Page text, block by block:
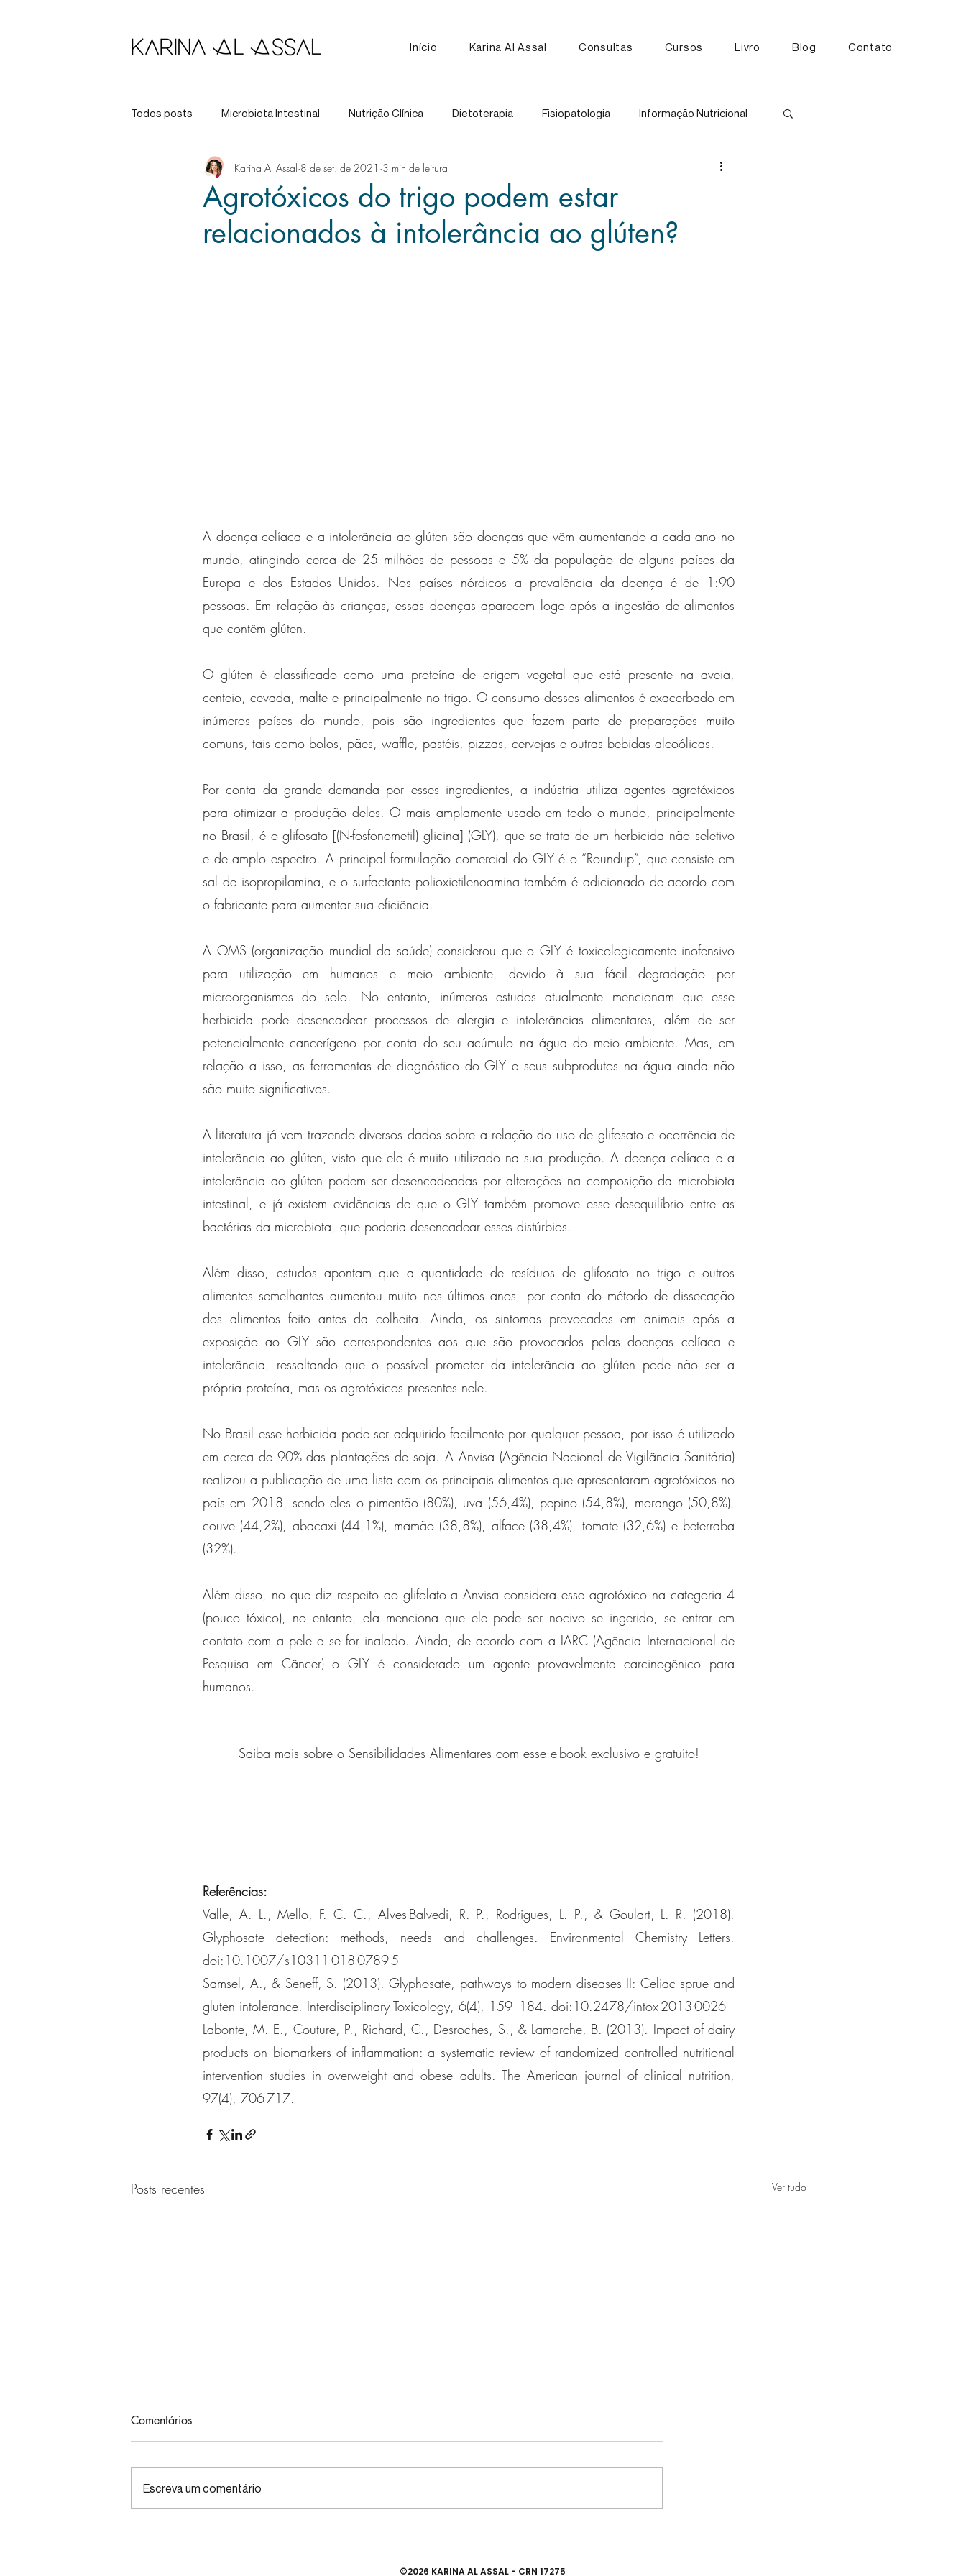
Início Karina Al Assal Consultas Cursos Livro Blog Contato
Todos posts Microbiota Intestinal Nutrição Clínica Dietoterapia Fisiopatologia Informação Nutricional
Longevidade Tratamento Nutrição Esportiva
Agrotóxicos do trigo podem estar
relacionados à intolerância ao glúten?
Karina Al Assal 8 de set. de 2021 3 min de leitura
A doença celíaca e a intolerância ao glúten são doenças que vêm aumentando a cada ano no
mundo, atingindo cerca de 25 milhões de pessoas e 5% da população de alguns países da
Europa e dos Estados Unidos. Nos países nórdicos a prevalência da doença é de 1:90
pessoas. Em relação às crianças, essas doenças aparecem logo após a ingestão de alimentos
que contêm glúten.
O glúten é classificado como uma proteína de origem vegetal que está presente na aveia,
centeio, cevada, malte e principalmente no trigo. O consumo desses alimentos é exacerbado em
inúmeros países do mundo, pois são ingredientes que fazem parte de preparações muito
comuns, tais como bolos, pães, waffle, pastéis, pizzas, cervejas e outras bebidas alcoólicas.
Por conta da grande demanda por esses ingredientes, a indústria utiliza agentes agrotóxicos
para otimizar a produção deles. O mais amplamente usado em todo o mundo, principalmente
no Brasil, é o glifosato [(N-fosfonometil) glicina] (GLY), que se trata de um herbicida não seletivo
e de amplo espectro. A principal formulação comercial do GLY é o “Roundup”, que consiste em
sal de isopropilamina, e o surfactante polioxietilenoamina também é adicionado de acordo com
o fabricante para aumentar sua eficiência.
A OMS (organização mundial da saúde) considerou que o GLY é toxicologicamente inofensivo
para utilização em humanos e meio ambiente, devido à sua fácil degradação por
microorganismos do solo. No entanto, inúmeros estudos atualmente mencionam que esse
herbicida pode desencadear processos de alergia e intolerâncias alimentares, além de ser
potencialmente cancerígeno por conta do seu acúmulo na água do meio ambiente. Mas, em
relação a isso, as ferramentas de diagnóstico do GLY e seus subprodutos na água ainda não
são muito significativos.
A literatura já vem trazendo diversos dados sobre a relação do uso de glifosato e ocorrência de
intolerância ao glúten, visto que ele é muito utilizado na sua produção. A doença celíaca e a
intolerância ao glúten podem ser desencadeadas por alterações na composição da microbiota
intestinal, e já existem evidências de que o GLY também promove esse desequilíbrio entre as
bactérias da microbiota, que poderia desencadear esses distúrbios.
Além disso, estudos apontam que a quantidade de resíduos de glifosato no trigo e outros
alimentos semelhantes aumentou muito nos últimos anos, por conta do método de dissecação
dos alimentos feito antes da colheita. Ainda, os sintomas provocados em animais após a
exposição ao GLY são correspondentes aos que são provocados pelas doenças celíaca e
intolerância, ressaltando que o possível promotor da intolerância ao glúten pode não ser a
própria proteína, mas os agrotóxicos presentes nele.
No Brasil esse herbicida pode ser adquirido facilmente por qualquer pessoa, por isso é utilizado
em cerca de 90% das plantações de soja. A Anvisa (Agência Nacional de Vigilância Sanitária)
realizou a publicação de uma lista com os principais alimentos que apresentaram agrotóxicos no
país em 2018, sendo eles o pimentão (80%), uva (56,4%), pepino (54,8%), morango (50,8%),
couve (44,2%), abacaxi (44,1%), mamão (38,8%), alface (38,4%), tomate (32,6%) e beterraba
(32%).
Além disso, no que diz respeito ao glifolato a Anvisa considera esse agrotóxico na categoria 4
(pouco tóxico), no entanto, ela menciona que ele pode ser nocivo se ingerido, se entrar em
contato com a pele e se for inalado. Ainda, de acordo com a IARC (Agência Internacional de
Pesquisa em Câncer) o GLY é considerado um agente provavelmente carcinogênico para
humanos.
Saiba mais sobre o Sensibilidades Alimentares com esse e-book exclusivo e gratuito!
Referências:
Valle, A. L., Mello, F. C. C., Alves-Balvedi, R. P., Rodrigues, L. P., & Goulart, L. R. (2018).
Glyphosate detection: methods, needs and challenges. Environmental Chemistry Letters.
doi:10.1007/s10311-018-0789-5
Samsel, A., & Seneff, S. (2013). Glyphosate, pathways to modern diseases II: Celiac sprue and
gluten intolerance. Interdisciplinary Toxicology, 6(4), 159–184. doi:10.2478/intox-2013-0026
Labonte, M. E., Couture, P., Richard, C., Desroches, S., & Lamarche, B. (2013). Impact of dairy
products on biomarkers of inflammation: a systematic review of randomized controlled nutritional
intervention studies in overweight and obese adults. The American journal of clinical nutrition,
97(4), 706-717.
Posts recentes Ver tudo
tolerância à lactos
Comentários
Escreva um comentário
©2026 KARINA AL ASSAL - CRN 17275